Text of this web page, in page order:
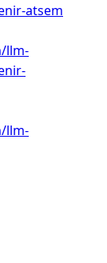
atsem
llm-
llm-